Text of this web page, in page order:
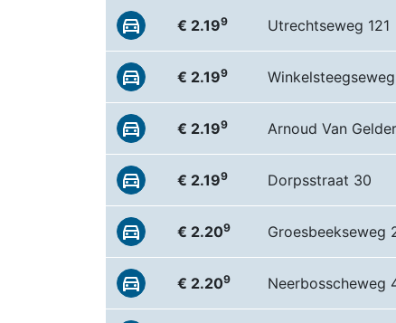
€ 2.199 Utrechtseweg 121
€ 2.199
€ 2.199 Arnoud Van
€ 2.199 Dorpsstraat 30
€ 2.209 Groesbeekseweg
€ 2.209 Neerbosscheweg